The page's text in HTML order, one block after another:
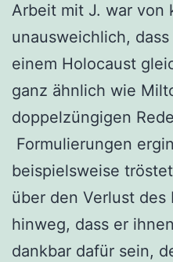
Arbeit mit J. war von
unausweichlich,
einem Holocaust
ganz ähnlich wie
doppelzüngigen
Formulierungen
beispielsweise
über den Verlust des
hinweg, dass er
dankbar dafür sein,